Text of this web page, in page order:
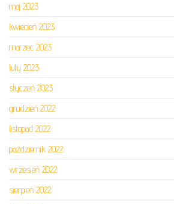
maj 2023
kwiecień 2023
marzec 2023
luty 2023
styczeń 2023
grudzień 2022
listopad 2022
październik 2022
wrzesień 2022
sierpień 2022